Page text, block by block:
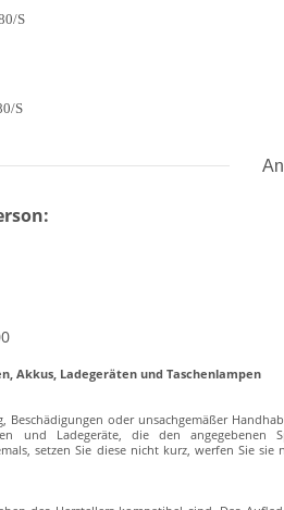
S
S
Akkus, Ladegeräten und Taschenlampen
oder unsachgemäßer
und Ladegeräte, die den angegebenen
setzen Sie diese nicht kurz, werfen Sie sie